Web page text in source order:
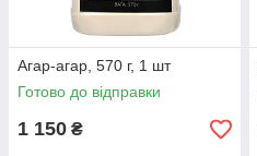
Агар-агар, 570 г, 1 шт
Готово до відправки
1 150 ₴